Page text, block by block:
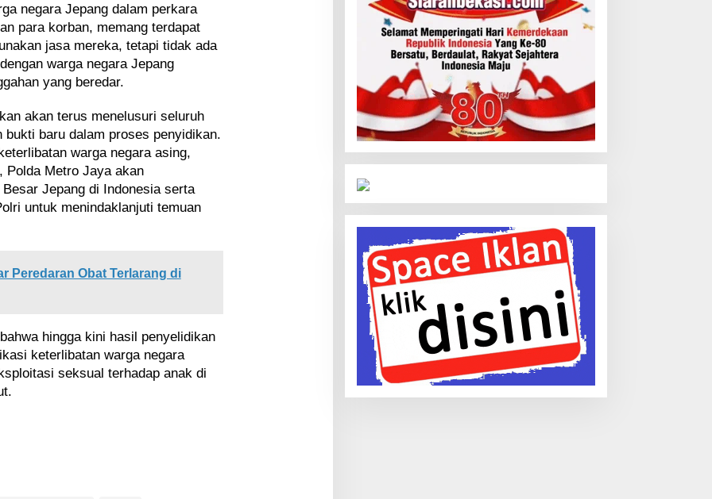
negara Jepang dalam perkara
para korban, memang terdapat
jasa mereka, tetapi tidak ada
warga negara Jepang
yang beredar.
akan terus menelusuri seluruh
bukti baru dalam proses penyidikan.
warga negara asing,
Polda Metro Jaya akan
Jepang di Indonesia serta
untuk menindaklanjuti temuan
Peredaran Obat Terlarang di
hingga kini hasil penyelidikan
keterlibatan warga negara
seksual terhadap anak di